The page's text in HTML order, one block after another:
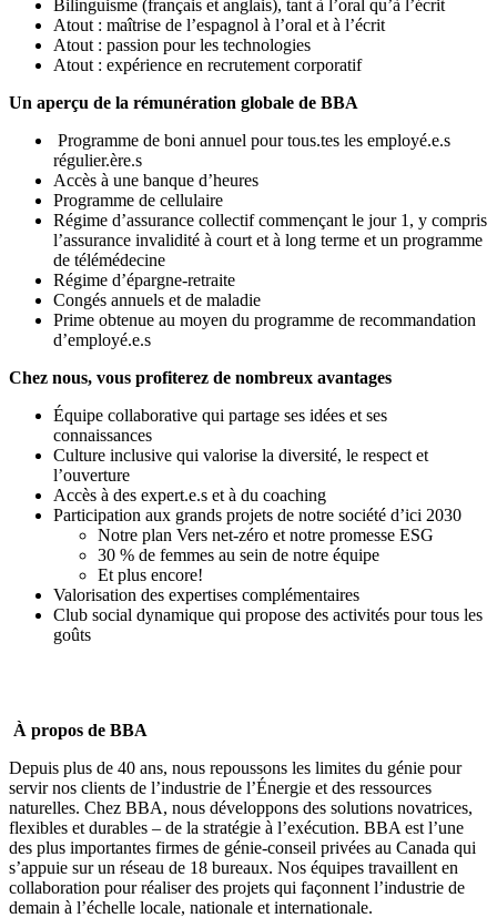
Bilinguisme (français et anglais), tant à l’oral qu’à l’écrit
Atout : maîtrise de l’espagnol à l’oral et à l’écrit
Atout : passion pour les technologies
Atout : expérience en recrutement corporatif
Un aperçu de la rémunération globale de BBA
Programme de boni annuel pour tous.tes les employé.e.s
régulier.ère.s
Accès à une banque d’heures
Programme de cellulaire
Régime d’assurance collectif commençant le jour 1, y compris
l’assurance invalidité à court et à long terme et un programme
de télémédecine
Régime d’épargne-retraite
Congés annuels et de maladie
Prime obtenue au moyen du programme de recommandation
d’employé.e.s
Chez nous, vous profiterez de nombreux avantages
Équipe collaborative qui partage ses idées et ses
connaissances
Culture inclusive qui valorise la diversité, le respect et
l’ouverture
Accès à des expert.e.s et à du coaching
Participation aux grands projets de notre société d’ici 2030
Notre plan Vers net-zéro et notre promesse ESG
30 % de femmes au sein de notre équipe
Et plus encore!
Valorisation des expertises complémentaires
Club social dynamique qui propose des activités pour tous les
goûts
À propos de BBA
Depuis plus de 40 ans, nous repoussons les limites du génie pour
servir nos clients de l’industrie de l’Énergie et des ressources
naturelles. Chez BBA, nous développons des solutions novatrices,
flexibles et durables – de la stratégie à l’exécution. BBA est l’une
des plus importantes firmes de génie-conseil privées au Canada qui
s’appuie sur un réseau de 18 bureaux. Nos équipes travaillent en
collaboration pour réaliser des projets qui façonnent l’industrie de
demain à l’échelle locale, nationale et internationale.